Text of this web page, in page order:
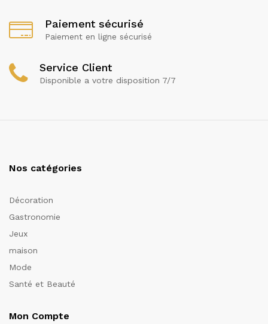
Paiement sécurisé
Paiement en ligne sécurisé
Service Client
Disponible a votre disposition 7/7
Nos catégories
Décoration
Gastronomie
Jeux
maison
Mode
Santé et Beauté
Mon Compte